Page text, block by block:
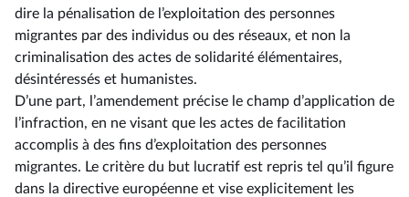
dire la pénalisation de l’exploitation des personnes
migrantes par des individus ou des réseaux, et non la
criminalisation des actes de solidarité élémentaires,
désintéressés et humanistes.
D’une part, l’amendement précise le champ d’application de
l’infraction, en ne visant que les actes de facilitation
accomplis à des fins d’exploitation des personnes
migrantes. Le critère du but lucratif est repris tel qu’il figure
dans la directive européenne et vise explicitement les